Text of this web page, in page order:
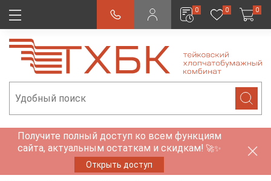
0 0 0
Получите полный доступ ко всем функциям
сайта, актуальным остаткам и скидкам! 🚀✨
Открыть доступ